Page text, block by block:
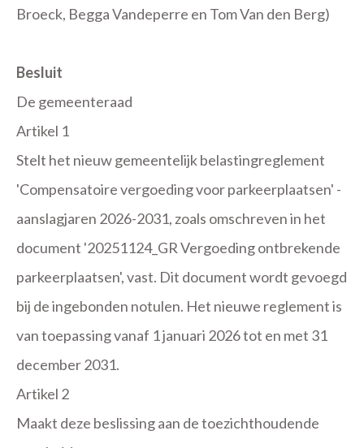
Broeck, Begga Vandeperre en Tom Van den Berg)
Besluit
De gemeenteraad
Artikel 1
Stelt het nieuw gemeentelijk belastingreglement
'Compensatoire vergoeding voor parkeerplaatsen' -
aanslagjaren 2026-2031, zoals omschreven in het
document '20251124_GR Vergoeding ontbrekende
parkeerplaatsen', vast. Dit document wordt gevoegd
bij de ingebonden notulen. Het nieuwe reglement is
van toepassing vanaf 1 januari 2026 tot en met 31
december 2031.
Artikel 2
Maakt deze beslissing aan de toezichthoudende